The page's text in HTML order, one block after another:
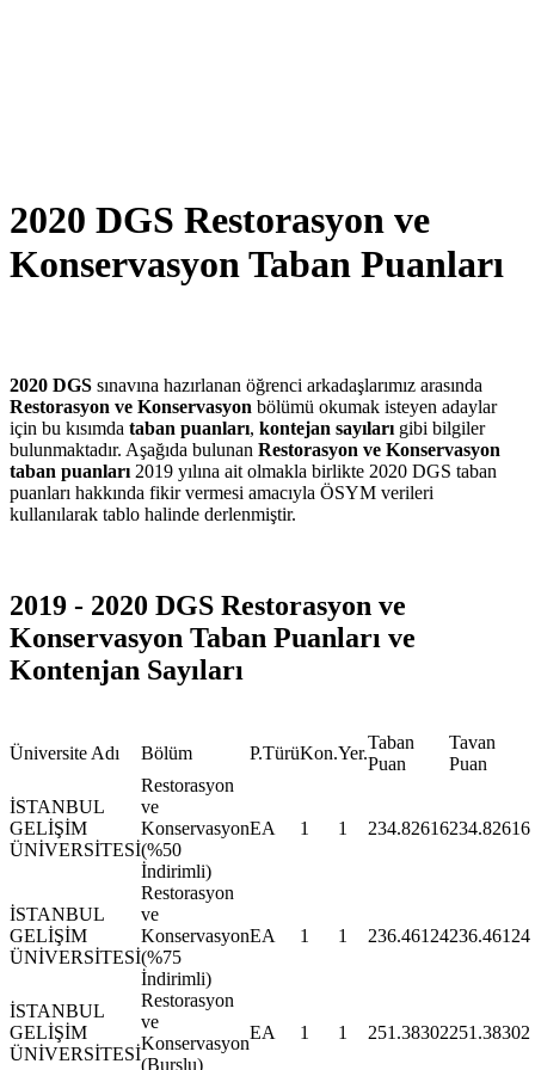
2020 DGS Restorasyon ve
Konservasyon Taban Puanları
2020 DGS sınavına hazırlanan öğrenci arkadaşlarımız arasında
Restorasyon ve Konservasyon bölümü okumak isteyen adaylar
için bu kısımda taban puanları, kontejan sayıları gibi bilgiler
bulunmaktadır. Aşağıda bulunan Restorasyon ve Konservasyon
taban puanları 2019 yılına ait olmakla birlikte 2020 DGS taban
puanları hakkında fikir vermesi amacıyla ÖSYM verileri
kullanılarak tablo halinde derlenmiştir.
2019 - 2020 DGS Restorasyon ve
Konservasyon Taban Puanları ve
Kontenjan Sayıları
Üniversite Adı Bölüm P.TürüKon.Yer.
Taban
Puan
Tavan
Puan
İSTANBUL
GELİŞİM
ÜNİVERSİTESİ
Restorasyon
ve
Konservasyon
(%50
İndirimli)
EA 1 1 234.82616234.82616
İSTANBUL
GELİŞİM
ÜNİVERSİTESİ
Restorasyon
ve
Konservasyon
(%75
İndirimli)
EA 1 1 236.46124236.46124
İSTANBUL
GELİŞİM
ÜNİVERSİTESİ
Restorasyon
ve
Konservasyon
(Burslu)
EA 1 1 251.38302251.38302